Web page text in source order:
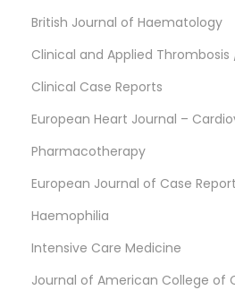
British Journal of Haematology
Clinical and Applied
Clinical Case Reports
European Heart Journal –
Pharmacotherapy
European Journal of Case
Haemophilia
Intensive Care Medicine
Journal of American College of